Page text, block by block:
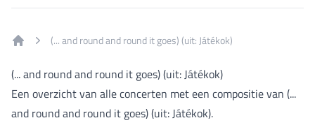
(... and round and round it goes) (uit: Játékok)
(... and round and round it goes) (uit: Játékok)
Een overzicht van alle concerten met een compositie van (...
and round and round it goes) (uit: Játékok).